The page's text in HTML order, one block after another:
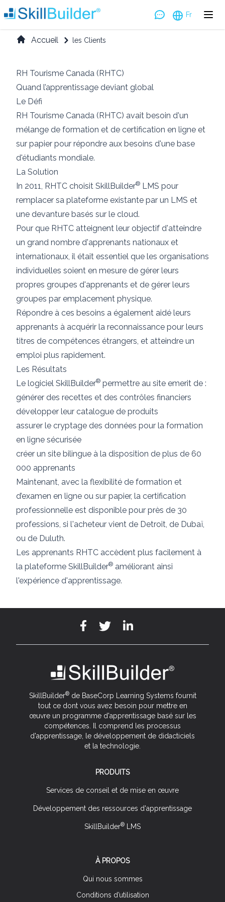
Fr
Accueil les Clients
RH Tourisme Canada (RHTC)
Quand l’apprentissage deviant global
Le Défi
RH Tourisme Canada (RHTC) avait besoin d'un
mélange de formation et de certification en ligne et
sur papier pour répondre aux besoins d'une base
d'étudiants mondiale.
La Solution
In 2011, RHTC choisit SkillBuilder® LMS pour
remplacer sa plateforme existante par un LMS et
une devanture basés sur le cloud.
Pour que RHTC atteignent leur objectif d'atteindre
un grand nombre d'apprenants nationaux et
internationaux, il était essentiel que les organisations
individuelles soient en mesure de gérer leurs
propres groupes d'apprenants et de gérer leurs
groupes par emplacement physique.
Répondre à ces besoins a également aidé leurs
apprenants à acquérir la reconnaissance pour leurs
titres de compétences étrangers, et atteindre un
emploi plus rapidement.
Les Résultats
Le logiciel SkillBuilder® permettre au site emerit de :
générer des recettes et des contrôles financiers
développer leur catalogue de produits
assurer le cryptage des données pour la formation
en ligne sécurisée
créer un site bilingue à la disposition de plus de 60
000 apprenants
Maintenant, avec la flexibilité de formation et
d’examen en ligne ou sur papier, la certification
professionnelle est disponible pour près de 30
professions, si l'acheteur vient de Detroit, de Dubaï,
ou de Duluth.
Les apprenants RHTC accèdent plus facilement à
la plateforme SkillBuilder® améliorant ainsi
l'expérience d'apprentissage.
SkillBuilder®de BaseCorp Learning Systems fournit
tout ce dont vous avez besoin pour mettre en
œuvre un programme d'apprentissage basé sur les
compétences. Il comprend les processus
d'apprentissage, le développement de didacticiels
et la technologie.
PRODUITS
Services de conseil et de mise en œuvre
Développement des ressources d'apprentissage
SkillBuilder® LMS
À PROPOS
Qui nous sommes
Conditions d’utilisation